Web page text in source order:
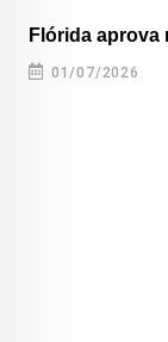
Flórida aprova
01/07/2026